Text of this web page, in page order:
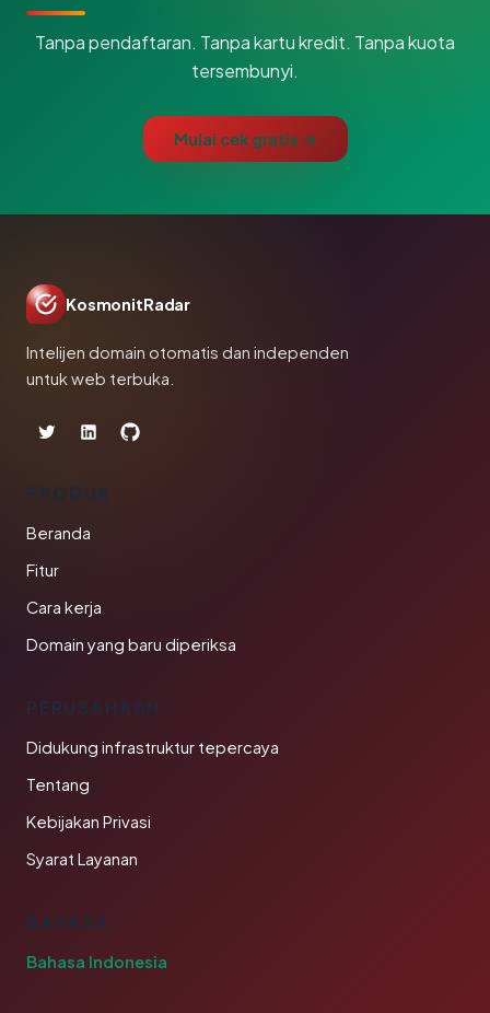
Tanpa pendaftaran. Tanpa kartu kredit. Tanpa kuota
tersembunyi.
Mulai cek gratis →
KosmonitRadar
Intelijen domain otomatis dan independen
untuk web terbuka.
PRODUK
Beranda
Fitur
Cara kerja
Domain yang baru diperiksa
PERUSAHAAN
Didukung infrastruktur tepercaya
Tentang
Kebijakan Privasi
Syarat Layanan
BAHASA
Bahasa Indonesia